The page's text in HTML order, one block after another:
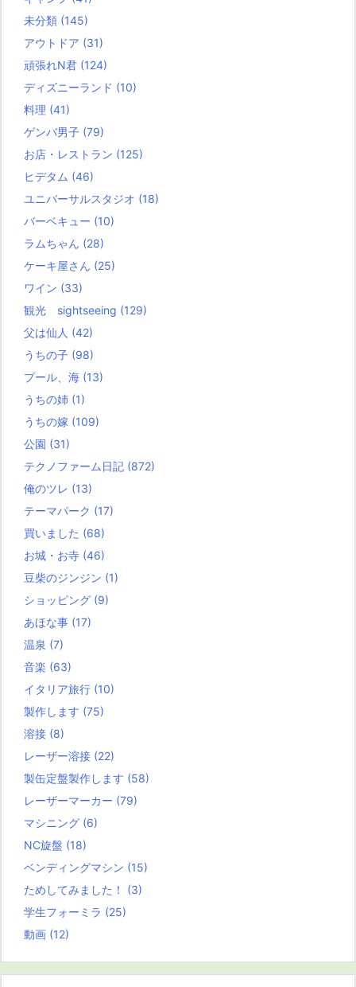
未分類 (145)
アウトドア (31)
頑張れN君 (124)
ディズニーランド (10)
料理 (41)
ゲンバ男子 (79)
お店・レストラン (125)
ヒデタム (46)
ユニバーサルスタジオ (18)
バーベキュー (10)
ラムちゃん (28)
ケーキ屋さん (25)
ワイン (33)
観光 sightseeing (129)
父は仙人 (42)
うちの子 (98)
プール、海 (13)
うちの姉 (1)
うちの嫁 (109)
公園 (31)
テクノファーム日記 (872)
俺のツレ (13)
テーマパーク (17)
買いました (68)
お城・お寺 (46)
豆柴のジンジン (1)
ショッピング (9)
あほな事 (17)
温泉 (7)
音楽 (63)
イタリア旅行 (10)
製作します (75)
溶接 (8)
レーザー溶接 (22)
製缶定盤製作します (58)
レーザーマーカー (79)
マシニング (6)
NC旋盤 (18)
ベンディングマシン (15)
ためしてみました！ (3)
学生フォーミラ (25)
動画 (12)